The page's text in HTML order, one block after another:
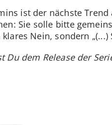
ist der nächste
Sie solle bitte
Nein, sondern
Du dem Release der